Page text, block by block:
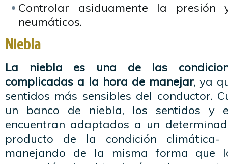
Controlar asiduamente la
neumáticos.
Niebla
La niebla es una de las
complicadas a la hora de manejar, ya
sentidos más sensibles del conductor.
un banco de niebla, los sentidos y
encuentran adaptados a un
producto de la condición climática-
manejando de la misma forma que